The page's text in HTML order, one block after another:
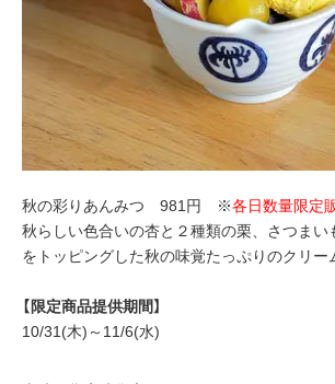
秋の彩りあんみつ 981円 ※各日数量限定
秋らしい色合いの杏と２種類の栗、さつまい
をトッピングした秋の味覚たっぷりのクリー
【限定商品提供期間】
10/31(木)～11/6(水)